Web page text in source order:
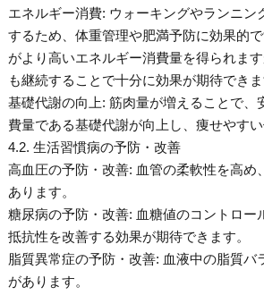
エネルギー消費: ウォーキングやランニン
するため、体重管理や肥満予防に効果的
がより高いエネルギー消費量を得られま
も継続することで十分に効果が期待できま
基礎代謝の向上: 筋肉量が増えることで、
費量である基礎代謝が向上し、痩せやすい
4.2. 生活習慣病の予防・改善
高血圧の予防・改善: 血管の柔軟性を高め
あります。
糖尿病の予防・改善: 血糖値のコントロー
抵抗性を改善する効果が期待できます。
脂質異常症の予防・改善: 血液中の脂質バ
があります。